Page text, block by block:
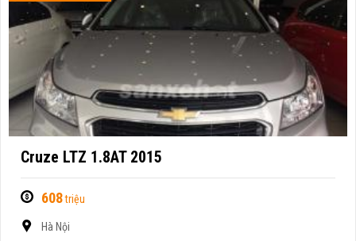
Cruze LTZ 1.8AT 2015
608triệu
Hà Nội